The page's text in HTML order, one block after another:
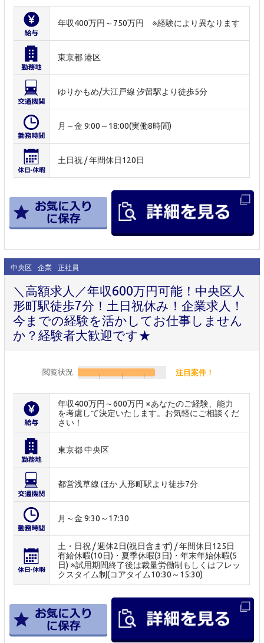
年収400万円～750万円 ※経験により異なります
東京都 港区
ゆりかもめ/大江戸線 汐留駅より徒歩5分
月～金 9:00～18:00(実働8時間)
土日祝 / 年間休日120日
中央区 企業 正社員
＼高額求人／年収600万円可能！中央区人
形町駅徒歩7分！土日祝休み！企業求人！
今までの経験を活かしてお仕事しません
か？経験者大歓迎です★
閲覧状況 注目案件！
年収400万円～600万円 ※あなたのご経験、能力
を考慮して決定いたします。お気軽にご相談くだ
さい！
東京都 中央区
都営浅草線 ほか 人形町駅より徒歩7分
月～金 9:30～17:30
土・日祝 / 週休2日(祝日含まず) / 年間休日125日
有給休暇(10日)・夏季休暇(3日)・年末年始休暇(5
日) ※試用期間終了後は裁量労働制もしくはフレッ
クスタイム制(コアタイム10:30～15:30)